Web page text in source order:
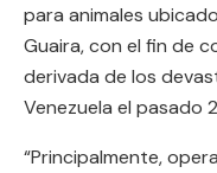
para animales
Guaira, con el fin de
derivada de los
Venezuela el pasado
“Principalmente,